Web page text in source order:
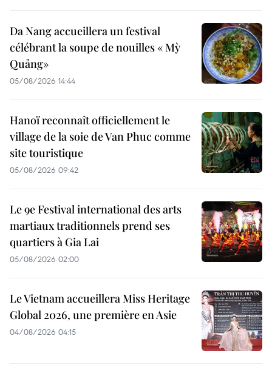
Da Nang accueillera un festival
célébrant la soupe de nouilles « Mỳ
Quảng»
05/08/2026 14:44
Hanoï reconnaît officiellement le
village de la soie de Van Phuc comme
site touristique
05/08/2026 09:42
Le 9e Festival international des arts
martiaux traditionnels prend ses
quartiers à Gia Lai
05/08/2026 02:00
Le Vietnam accueillera Miss Heritage
Global 2026, une première en Asie
04/08/2026 04:15